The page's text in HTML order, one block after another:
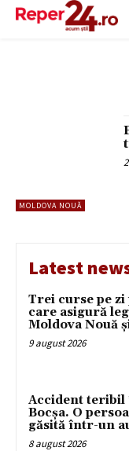
MOLDOVA NOUĂ
Latest
Trei curse pe
care asigură
Moldova Nouă
9 august 2026
Accident teribil
Bocșa. O
găsită într-un
8 august 2026